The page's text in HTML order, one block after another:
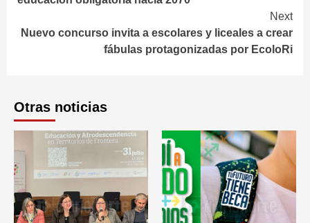
Next
Nuevo concurso invita a escolares y liceales a crear
fábulas protagonizadas por EcoloRi
Otras noticias